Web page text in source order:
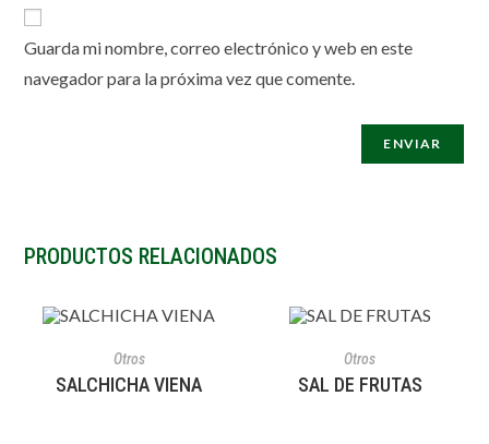
Guarda mi nombre, correo electrónico y web en este
navegador para la próxima vez que comente.
PRODUCTOS RELACIONADOS
Otros
SALCHICHA VIENA
Otros
SAL DE FRUTAS